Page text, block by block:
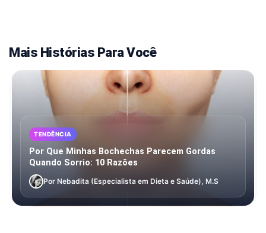
Mais Histórias Para Você
TENDÊNCIA
Por Que Minhas Bochechas Parecem Gordas
Quando Sorrio: 10 Razões
Por Nebadita (Especialista em Dieta e Saúde), M.S